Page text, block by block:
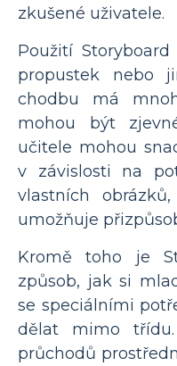
zkušené uživatele.
Použití
propustek nebo
chodbu má
mohou být
učitele mohou
v závislosti na
vlastních
umožňuje
Kromě toho je
způsob, jak si
se speciálními
dělat mimo
průchodů